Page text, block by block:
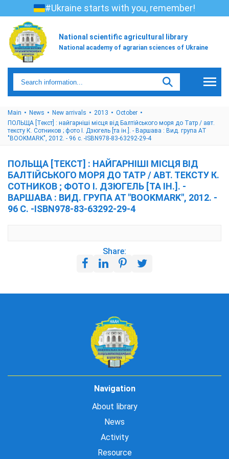
#Ukraine starts with you, remember!
National scientific agricultural library
National academy of agrarian sciences of Ukraine
Main News New arrivals 2013
October
ПОЛЬЩА [Текст] : найгарніші місця від Балтійського моря до Татр / авт.
тексту К. Сотников ; фото І. Дзюгель [та ін.]. - Варшава : Вид. група АТ
"BOOKMARK", 2012. - 96 с. -ISBN978-83-63292-29-4
ПОЛЬЩА [ТЕКСТ] : НАЙГАРНІШІ МІСЦЯ ВІД
БАЛТІЙСЬКОГО МОРЯ ДО ТАТР / АВТ. ТЕКСТУ К.
СОТНИКОВ ; ФОТО І. ДЗЮГЕЛЬ [ТА ІН.]. -
ВАРШАВА : ВИД. ГРУПА АТ "BOOKMARK", 2012. -
96 С. -ISBN978-83-63292-29-4
Share:
Navigation
About library
News
Activity
Resource